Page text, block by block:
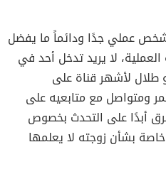
شخص عملي جدًا ودائماً ما يفضل
لا يريد تدخل أحد في
طلال لأشهر قناة على
ومتواصل مع متابعيه على
أبدًا على التحدث بخصوص
بشأن زوجته لا يعلمها